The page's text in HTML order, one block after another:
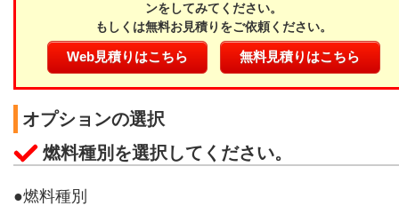
ンをしてみてください。
もしくは無料お見積りをご依頼ください。
Web見積りはこちら 無料見積りはこちら
オプションの選択
燃料種別を選択してください。
●燃料種別